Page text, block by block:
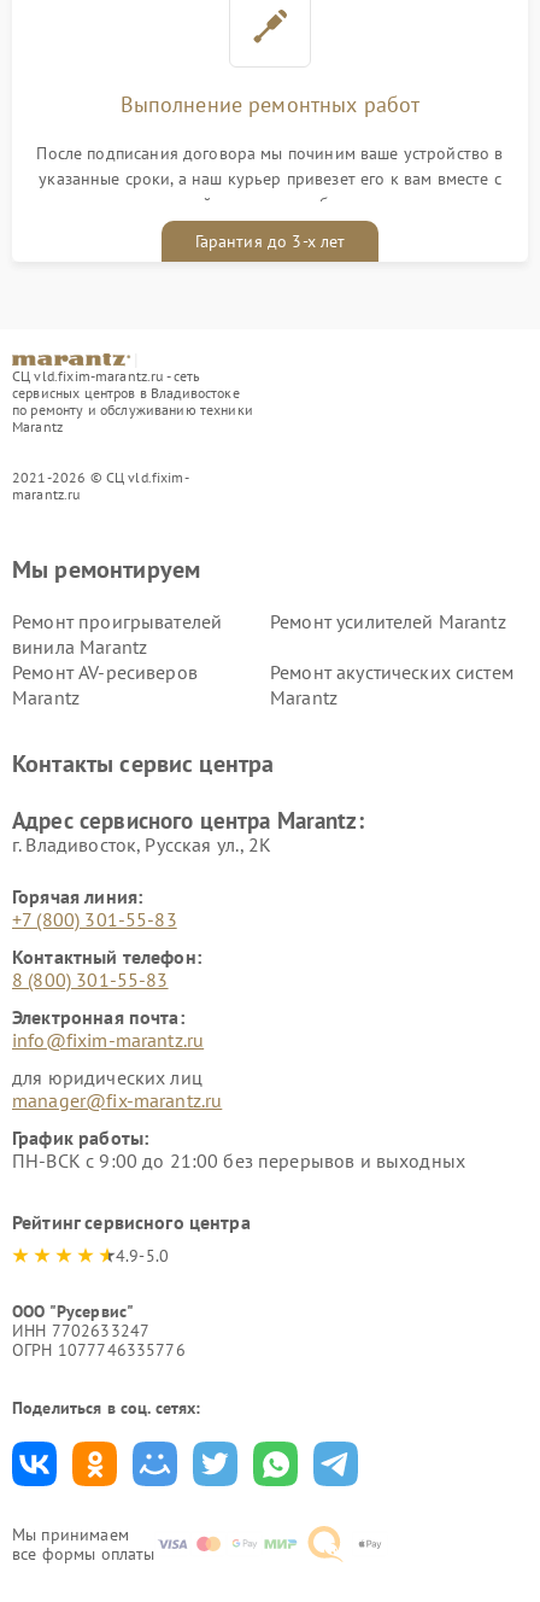
Выполнение ремонтных работ
После подписания договора мы починим ваше устройство в
указанные сроки, а наш курьер привезет его к вам вместе с
гарантийным талоном бесплатно
Гарантия до 3-х лет
СЦ vld.fixim-marantz.ru - сеть
сервисных центров в Владивостоке
по ремонту и обслуживанию техники
Marantz
2021-2026 © СЦ vld.fixim-
marantz.ru
Мы принимаем
все формы оплаты
Мы ремонтируем
Ремонт проигрывателей
винила Marantz
Ремонт усилителей Marantz
Ремонт AV-ресиверов
Marantz
Ремонт акустических систем
Marantz
Контакты сервис центра
Адрес сервисного центра Marantz:
г. Владивосток, Русская ул., 2К
Горячая линия:
+7 (800) 301-55-83
Контактный телефон:
8 (800) 301-55-83
Электронная почта:
info@fixim-marantz.ru
для юридических лиц
manager@fix-marantz.ru
График работы:
ПН-ВСК с 9:00 до 21:00 без перерывов и выходных
Рейтинг сервисного центра
4.9-5.0
ООО "Русервис"
ИНН 7702633247
ОГРН 1077746335776
Поделиться в соц. сетях: